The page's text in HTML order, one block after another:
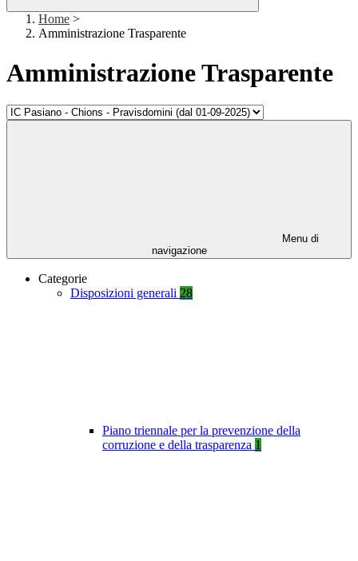
Home >
Amministrazione Trasparente
Amministrazione Trasparente
Menu di
navigazione
Categorie
Disposizioni generali 28
Piano triennale per la prevenzione della
corruzione e della trasparenza 1